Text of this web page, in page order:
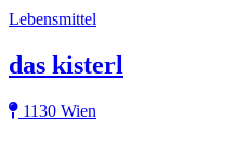
Lebensmittel
das kisterl
1130 Wien